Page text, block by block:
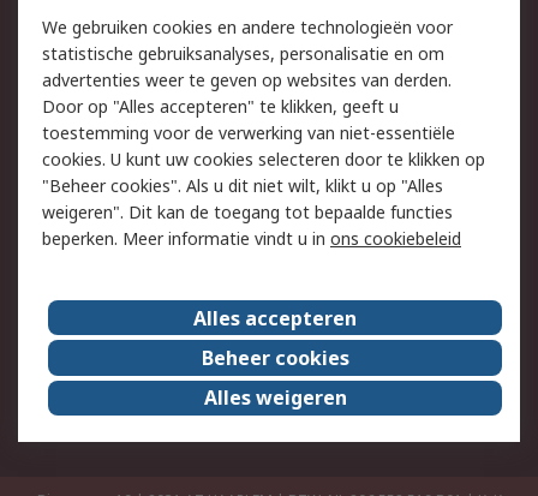
Track & Trace
Wettelijk
Cookiebeleid
Email veiligheid
Privacybeleid
Websitevoorwaarden
Algemene
verkoopvoorwaarden
Over RS
RS Group
Over ons
RS wereldwijd
Werken bij RS
ESG
We gebruiken cookies en andere technologieën voor
statistische gebruiksanalyses, personalisatie en om
advertenties weer te geven op websites van derden.
Door op "Alles accepteren" te klikken, geeft u
toestemming voor de verwerking van niet-essentiële
cookies. U kunt uw cookies selecteren door te klikken op
"Beheer cookies". Als u dit niet wilt, klikt u op "Alles
weigeren". Dit kan de toegang tot bepaalde functies
beperken. Meer informatie vindt u in ons cookiebeleid
Alles accepteren
Beheer cookies
Alles weigeren